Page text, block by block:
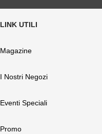
Magazine
I Nostri Negozi
Eventi Speciali
Promo